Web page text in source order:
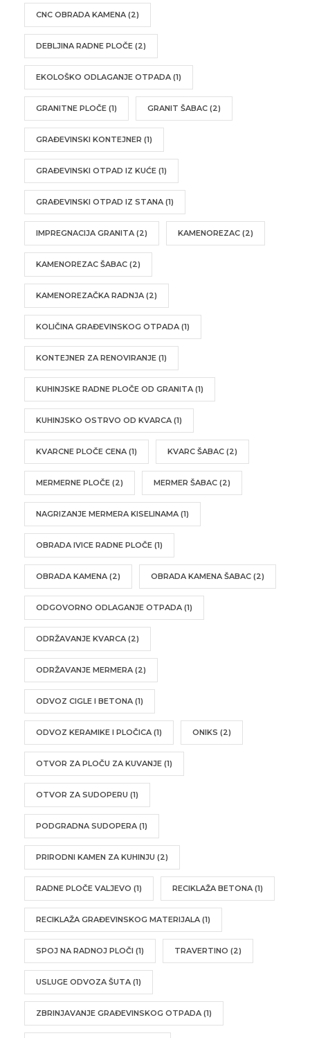
CNC OBRADA KAMENA (2)
DEBLJINA RADNE PLOČE (2)
EKOLOŠKO ODLAGANJE OTPADA (1)
GRANITNE PLOČE (1) GRANIT ŠABAC (2)
GRAĐEVINSKI KONTEJNER (1)
GRAĐEVINSKI OTPAD IZ KUĆE (1)
GRAĐEVINSKI OTPAD IZ STANA (1)
IMPREGNACIJA GRANITA (2) KAMENOREZAC (2)
KAMENOREZAC ŠABAC (2)
KAMENOREZAČKA RADNJA (2)
KOLIČINA GRAĐEVINSKOG OTPADA (1)
KONTEJNER ZA RENOVIRANJE (1)
KUHINJSKE RADNE PLOČE OD GRANITA (1)
KUHINJSKO OSTRVO OD KVARCA (1)
KVARCNE PLOČE CENA (1) KVARC ŠABAC (2)
MERMERNE PLOČE (2) MERMER ŠABAC (2)
NAGRIZANJE MERMERA KISELINAMA (1)
OBRADA IVICE RADNE PLOČE (1)
OBRADA KAMENA (2) OBRADA KAMENA ŠABAC (2)
ODGOVORNO ODLAGANJE OTPADA (1)
ODRŽAVANJE KVARCA (2)
ODRŽAVANJE MERMERA (2)
ODVOZ CIGLE I BETONA (1)
ODVOZ KERAMIKE I PLOČICA (1) ONIKS (2)
OTVOR ZA PLOČU ZA KUVANJE (1)
OTVOR ZA SUDOPERU (1)
PODGRADNA SUDOPERA (1)
PRIRODNI KAMEN ZA KUHINJU (2)
RADNE PLOČE VALJEVO (1) RECIKLAŽA BETONA (1)
RECIKLAŽA GRAĐEVINSKOG MATERIJALA (1)
SPOJ NA RADNOJ PLOČI (1) TRAVERTINO (2)
USLUGE ODVOZA ŠUTA (1)
ZBRINJAVANJE GRAĐEVINSKOG OTPADA (1)